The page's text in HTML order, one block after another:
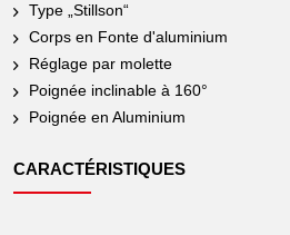
Type „Stillson“
Corps en Fonte d'aluminium
Réglage par molette
Poignée inclinable à 160°
Poignée en Aluminium
CARACTÉRISTIQUES